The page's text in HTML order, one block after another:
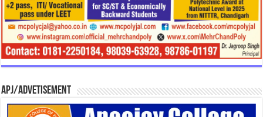
APJ/Advetisement